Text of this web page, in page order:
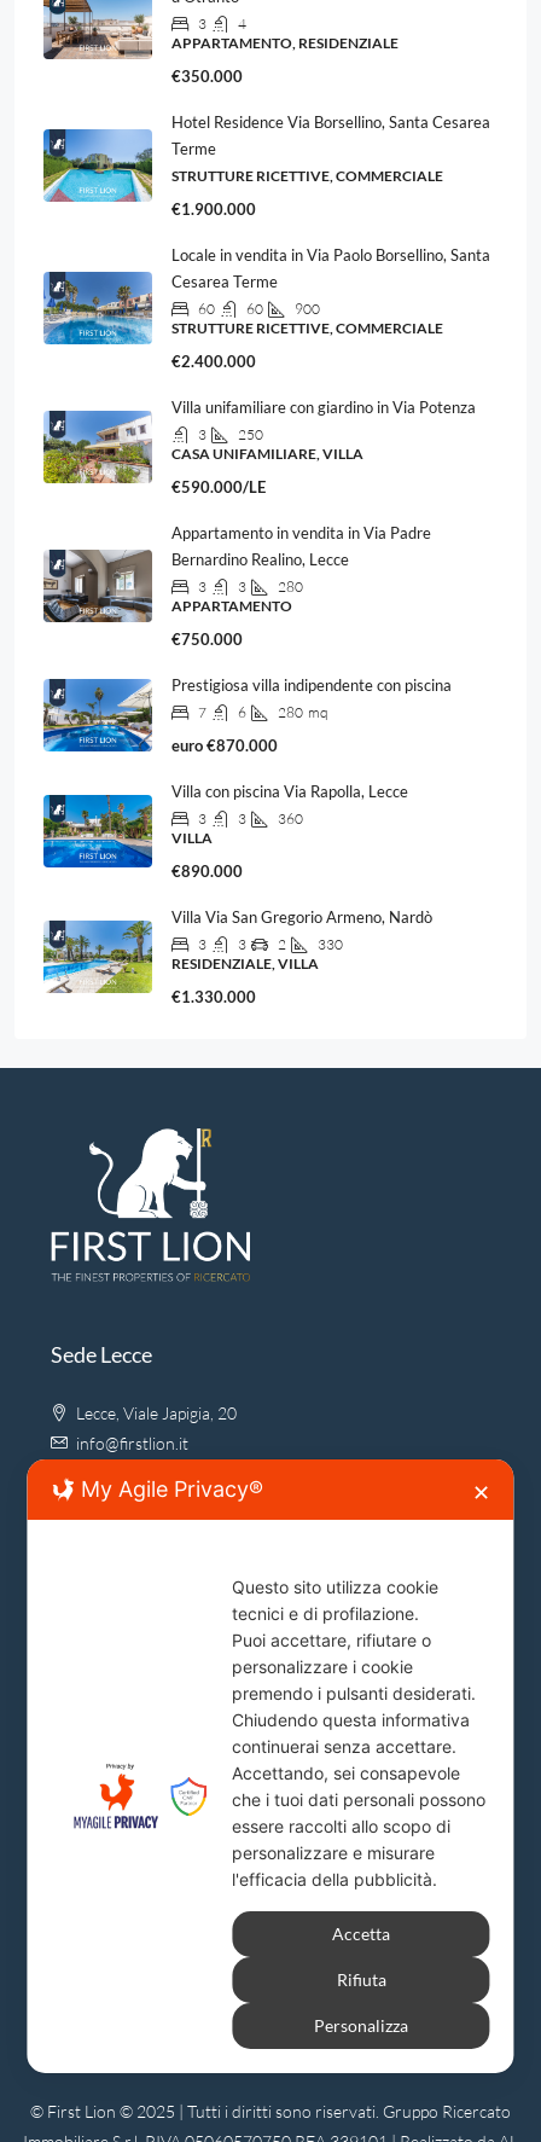
3
4
APPARTAMENTO, RESIDENZIALE
€350.000
Hotel Residence Via Borsellino, Santa Cesarea
Terme
STRUTTURE RICETTIVE, COMMERCIALE
€1.900.000
Locale in vendita in Via Paolo Borsellino, Santa
Cesarea Terme
60 60
900
STRUTTURE RICETTIVE, COMMERCIALE
€2.400.000
Villa unifamiliare con giardino in Via Potenza
3
250
CASA UNIFAMILIARE, VILLA
€590.000/LE
Appartamento in vendita in Via Padre
Bernardino Realino, Lecce
3 3
280
APPARTAMENTO
€750.000
Prestigiosa villa indipendente con piscina
7 6 280 mq
euro€870.000
Villa con piscina Via Rapolla, Lecce
3 3
360
VILLA
€890.000
Villa Via San Gregorio Armeno, Nardò
3 3 2
330
RESIDENZIALE, VILLA
€1.330.000
Sede Lecce
Lecce, Viale Japigia, 20
info@firstlion.it
Via A. Solari, 19
info@firstlion.it
© First Lion © 2025 | Tutti i diritti sono riservati. Gruppo Ricercato
My Agile Privacy® ✕
Questo sito utilizza cookie
tecnici e di profilazione.
Puoi accettare, rifiutare o
personalizzare i cookie
premendo i pulsanti desiderati.
Chiudendo questa informativa
continuerai senza accettare.
Accettando, sei consapevole
che i tuoi dati personali possono
essere raccolti allo scopo di
personalizzare e misurare
l'efficacia della pubblicità.
Accetta
Rifiuta
Personalizza